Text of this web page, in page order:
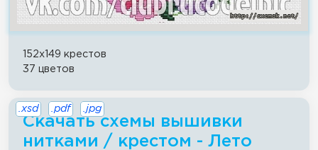
152x149 крестов
37 цветов
Скачать схемы вышивки
нитками / крестом - Лето
.xsd .pdf .jpg